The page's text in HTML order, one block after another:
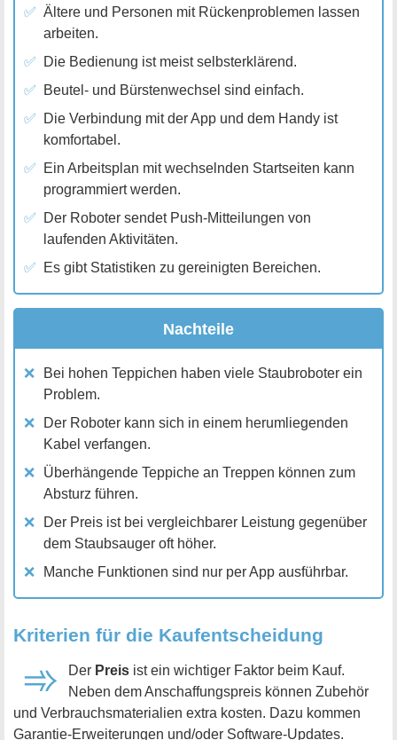
Ältere und Personen mit Rückenproblemen lassen
arbeiten.
Die Bedienung ist meist selbsterklärend.
Beutel- und Bürstenwechsel sind einfach.
Die Verbindung mit der App und dem Handy ist
komfortabel.
Ein Arbeitsplan mit wechselnden Startseiten kann
programmiert werden.
Der Roboter sendet Push-Mitteilungen von
laufenden Aktivitäten.
Es gibt Statistiken zu gereinigten Bereichen.
Nachteile
Bei hohen Teppichen haben viele Staubroboter ein
Problem.
Der Roboter kann sich in einem herumliegenden
Kabel verfangen.
Überhängende Teppiche an Treppen können zum
Absturz führen.
Der Preis ist bei vergleichbarer Leistung gegenüber
dem Staubsauger oft höher.
Manche Funktionen sind nur per App ausführbar.
Kriterien für die Kaufentscheidung
Der Preis ist ein wichtiger Faktor beim Kauf.
Neben dem Anschaffungspreis können Zubehör
und Verbrauchsmaterialien extra kosten. Dazu kommen
Garantie-Erweiterungen und/oder Software-Updates.